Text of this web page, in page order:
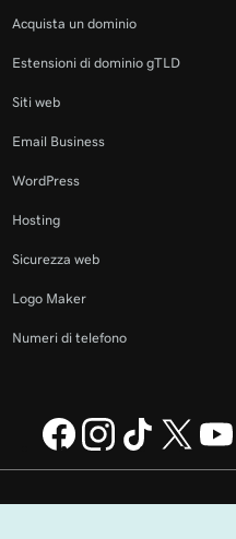
Acquista un dominio
Estensioni di dominio gTLD
Siti web
Email Business
WordPress
Hosting
Sicurezza web
Logo Maker
Numeri di telefono